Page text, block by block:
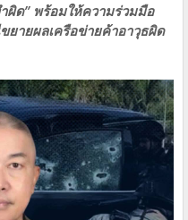
ผิด” พร้อมให้ความร่วมมือ
ายผลเครือข่ายค้าอาวุธผิด